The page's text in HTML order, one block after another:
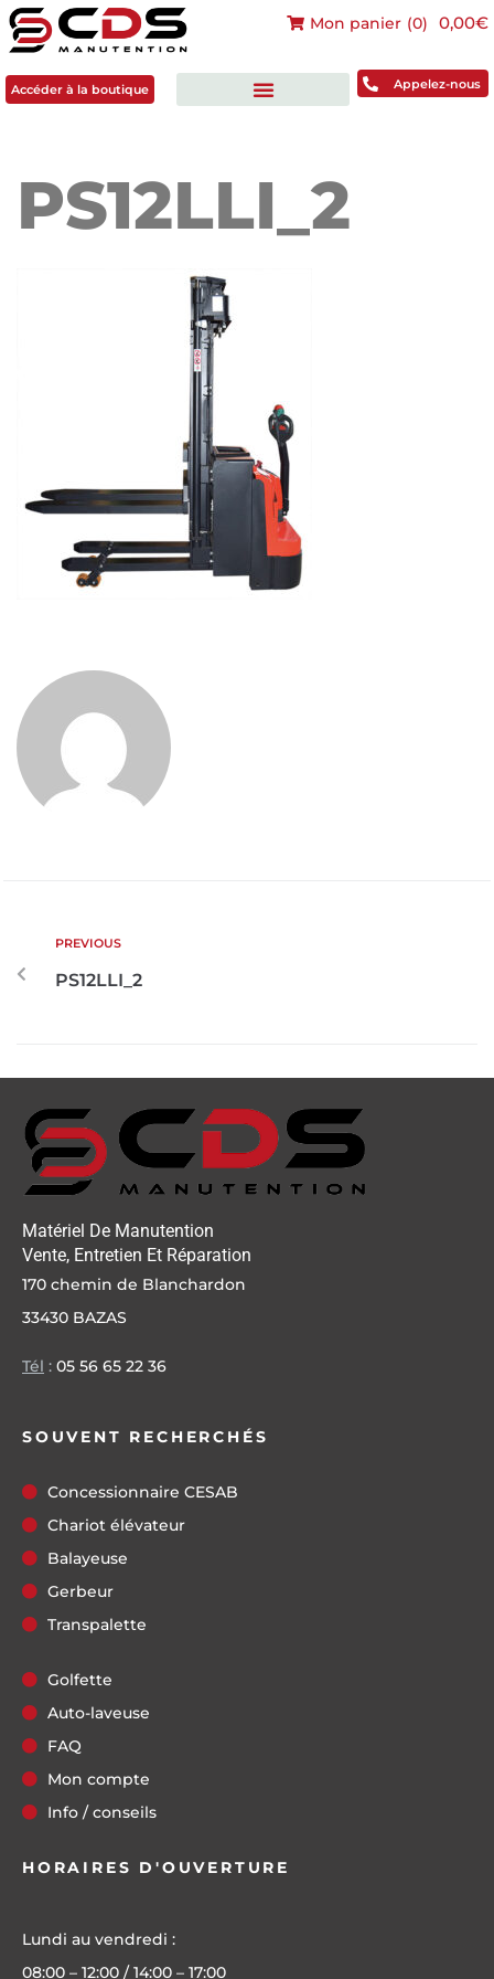
Accéder à la boutique
Mon panier (0) 0,00€
Appelez-nous
PS12LLI_2
PREVIOUS
PS12LLI_2
Matériel De Manutention
Vente, Entretien Et Réparation
170 chemin de Blanchardon
33430 BAZAS
Tél : 05 56 65 22 36
SOUVENT RECHERCHÉS
Concessionnaire CESAB
Chariot élévateur
Balayeuse
Gerbeur
Transpalette
Golfette
Auto-laveuse
FAQ
Mon compte
Info / conseils
HORAIRES D'OUVERTURE
Lundi au vendredi :
08:00 – 12:00 / 14:00 – 17:00